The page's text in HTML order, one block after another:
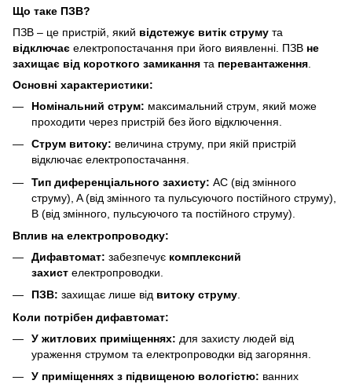
Що таке ПЗВ?
ПЗВ – це пристрій, який відстежує витік струму та
відключає електропостачання при його виявленні. ПЗВ не
захищає від короткого замикання та перевантаження
Основні характеристики:
Номінальний струм: максимальний струм, який може
проходити через пристрій без його відключення.
Струм витоку: величина струму, при якій пристрій
відключає електропостачання.
Тип диференціального захисту: AC (від змінного
струму), A (від змінного та пульсуючого постійного струму),
B (від змінного, пульсуючого та постійного струму).
Вплив на електропроводку:
Дифавтомат: забезпечує комплексний
захист електропроводки.
ПЗВ: захищає лише від витоку струму.
Коли потрібен дифавтомат:
У житлових приміщеннях: для захисту людей від
ураження струмом та електропроводки від загоряння.
У приміщеннях з підвищеною вологістю: ванних